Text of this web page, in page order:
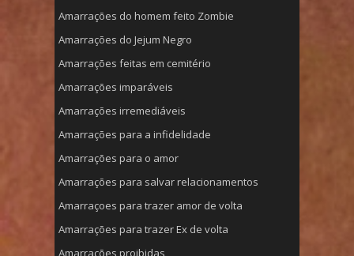
Amarrações do homem feito Zombie
Amarrações do Jejum Negro
Amarrações feitas em cemitério
Amarrações imparáveis
Amarrações irremediáveis
Amarrações para a infidelidade
Amarrações para o amor
Amarrações para salvar relacionamentos
Amarraçoes para trazer amor de volta
Amarrações para trazer Ex de volta
Amarrações proibidas